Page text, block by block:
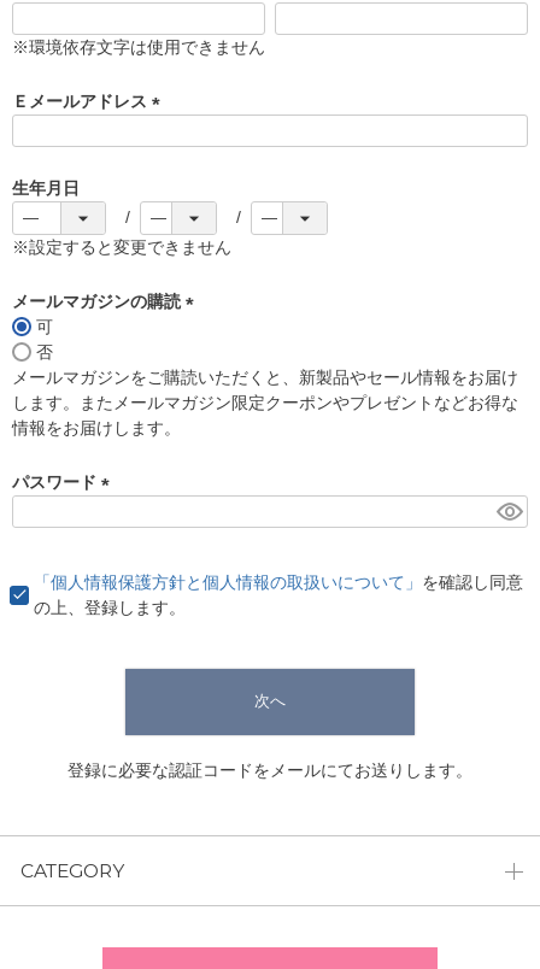
必
)
※環境依存文字は使用できません
Ｅメールアドレス
)
生年月日
※設定すると変更できません
メールマガジンの購読
須
)
可
否
メールマガジンをご購読いただくと、新製品やセール情報をお届け
します。またメールマガジン限定クーポンやプレゼントなどお得な
情報をお届けします。
パスワード
)
「個人情報保護方針と個人情報の取扱いについて」 を確認し同意
の上、登録します。
次へ
登録に必要な認証コードをメールにてお送りします。
CATEGORY